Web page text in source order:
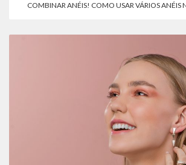
COMBINAR ANÉIS! COMO USAR VÁRIOS ANÉIS